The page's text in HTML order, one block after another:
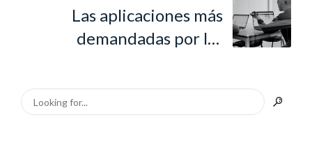
Las aplicaciones más
demandadas por las